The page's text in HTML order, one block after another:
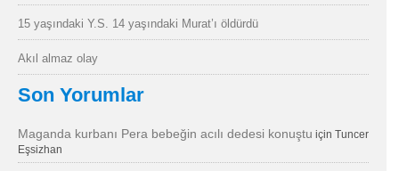
15 yaşındaki Y.S. 14 yaşındaki Murat’ı öldürdü
Akıl almaz olay
Son Yorumlar
Maganda kurbanı Pera bebeğin acılı dedesi konuştu için Tuncer
Eşsizhan